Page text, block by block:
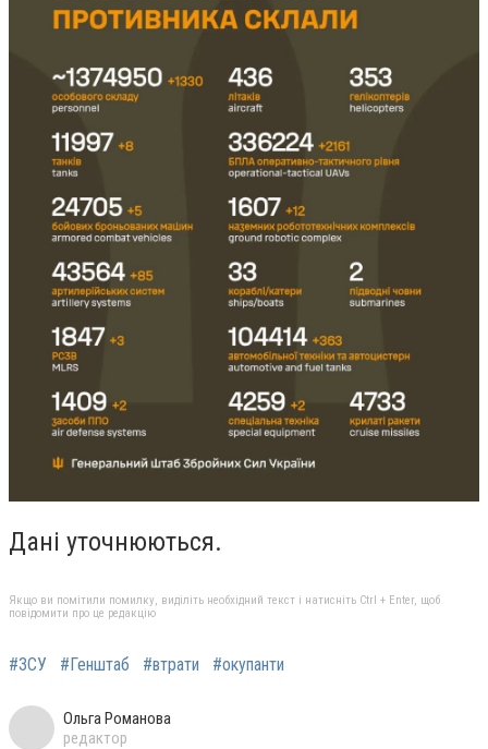
Дані уточнюються.
Якщо ви помітили помилку, виділіть необхідний текст і натисніть Ctrl + Enter, щоб
повідомити про це редакцію
#ЗСУ #Генштаб #втрати #окупанти
Ольга Романова
редактор